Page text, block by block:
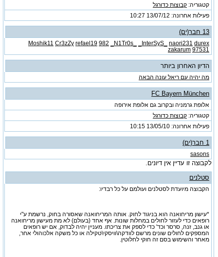
קטגוריה: קבוצות כדורגל
פעילות אחרונה: 13/07/12
10:27
13 חבר(ים)
Moshik11 Cr3zZy refael19 982 _N1Tr0s_ _InterSyS_ naori231 durex
zakarum 97531
הדיון האחרון ביותר
מה יהיה עם ריאל עונה הבאה
FC Bayern München
אלופת גרמניה ובקרוב גם אלופת אירופה
קטגוריה: קבוצות כדורגל
פעילות אחרונה: 13/05/10
10:15
1 חבר(ים)
sasons
לקבוצה זו עדיין אין דיונים.
סטלנים
הקבוצה מיועדת לסטלנים ועולמם על כל רבדיו:
*עישון מריחואנה הוא בניגוד לחוק. אותה המריחואנה שאסורה בחוק, נרשמת ע"י
רופאים כדי לעזור לחולים במחלות שונות. אף אחד (בעולם) לא מת מעישון מריחואנה
או גנב, זנה, סרסר וכד' כדי לספק את צריכתו. מעניין יהיה לבדוק, אם יש רופאים
המספקים לחולים שונים מרשם לוודקה\וויסקי\טקילה או כל משקה אלכוהולי אחר,
מאחר והשימוש בסם זה חוקי לחלוטין.